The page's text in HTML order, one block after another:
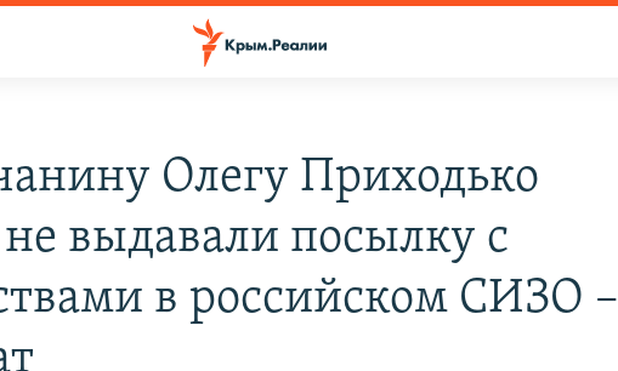
Олегу Приходько
выдавали посылку с
в российском СИЗО –